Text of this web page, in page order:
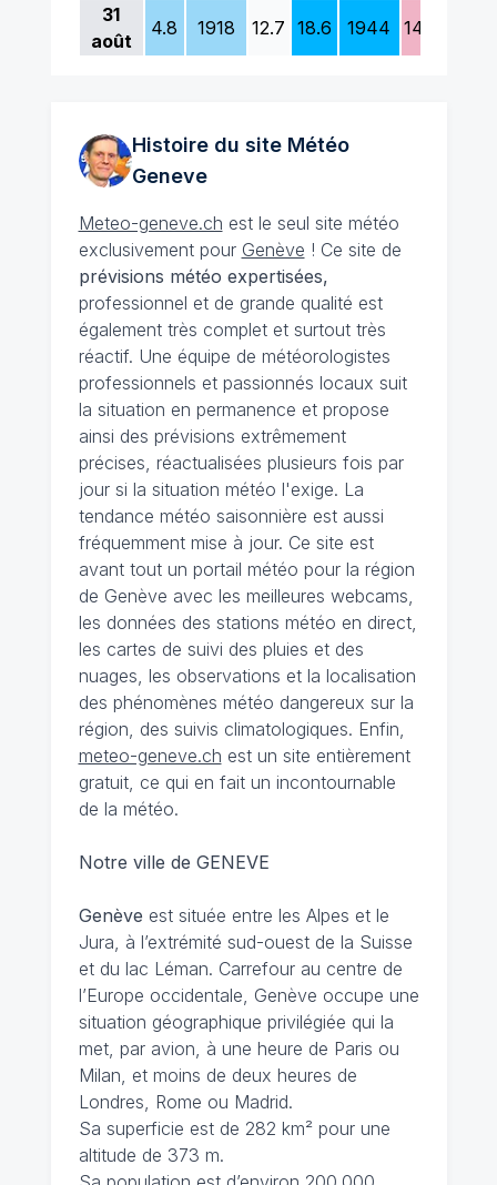
31
août
4.8 1918 12.7 18.6 1944 14.8
Histoire du site Météo
Geneve
Meteo-geneve.ch est le seul site météo
exclusivement pour Genève ! Ce site de
prévisions météo expertisées,
professionnel et de grande qualité est
également très complet et surtout très
réactif. Une équipe de météorologistes
professionnels et passionnés locaux suit
la situation en permanence et propose
ainsi des prévisions extrêmement
précises, réactualisées plusieurs fois par
jour si la situation météo l'exige. La
tendance météo saisonnière est aussi
fréquemment mise à jour. Ce site est
avant tout un portail météo pour la région
de Genève avec les meilleures webcams,
les données des stations météo en direct,
les cartes de suivi des pluies et des
nuages, les observations et la localisation
des phénomènes météo dangereux sur la
région, des suivis climatologiques. Enfin,
meteo-geneve.ch est un site entièrement
gratuit, ce qui en fait un incontournable
de la météo.
Notre ville de GENEVE
Genève est située entre les Alpes et le
Jura, à l’extrémité sud-ouest de la Suisse
et du lac Léman. Carrefour au centre de
l’Europe occidentale, Genève occupe une
situation géographique privilégiée qui la
met, par avion, à une heure de Paris ou
Milan, et moins de deux heures de
Londres, Rome ou Madrid.
Sa superficie est de 282 km² pour une
altitude de 373 m.